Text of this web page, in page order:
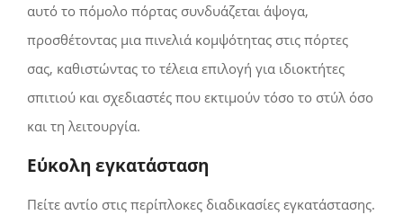
αυτό το πόμολο πόρτας συνδυάζεται άψογα,
προσθέτοντας μια πινελιά κομψότητας στις πόρτες
σας, καθιστώντας τo τέλεια επιλογή για ιδιοκτήτες
σπιτιού και σχεδιαστές που εκτιμούν τόσο τo στύλ όσο
και τη λειτουργία.
Εύκολη εγκατάσταση
Πείτε αντίο στις περίπλοκες διαδικασίες εγκατάστασης.